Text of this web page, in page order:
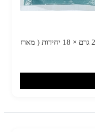
טורטייה 20 ס"מ 6 יחידות באריזה - 270 גרם × 18 יחידות ( מארז